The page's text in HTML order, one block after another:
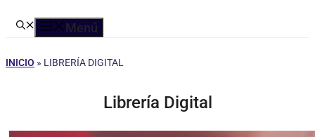
Menú
INICIO » LIBRERÍA DIGITAL
Librería Digital